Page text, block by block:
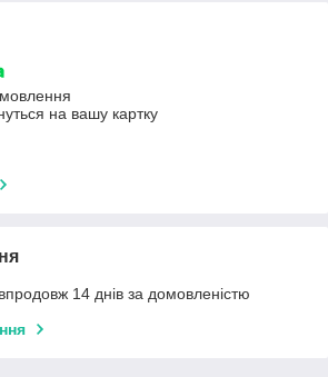
на вашу картку
14 днів за домовленістю